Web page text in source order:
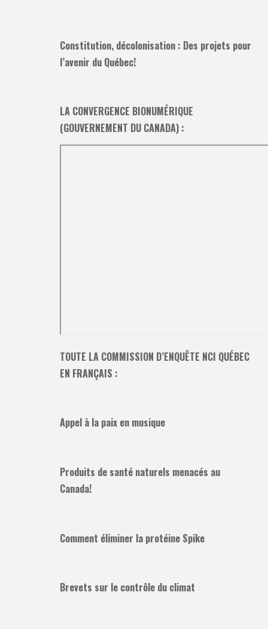
Constitution, décolonisation : Des projets pour
l’avenir du Québec!
LA CONVERGENCE BIONUMÉRIQUE
(GOUVERNEMENT DU CANADA) :
TOUTE LA COMMISSION D’ENQUÊTE NCI QUÉBEC
EN FRANÇAIS :
Appel à la paix en musique
Produits de santé naturels menacés au
Canada!
Comment éliminer la protéine Spike
Brevets sur le contrôle du climat